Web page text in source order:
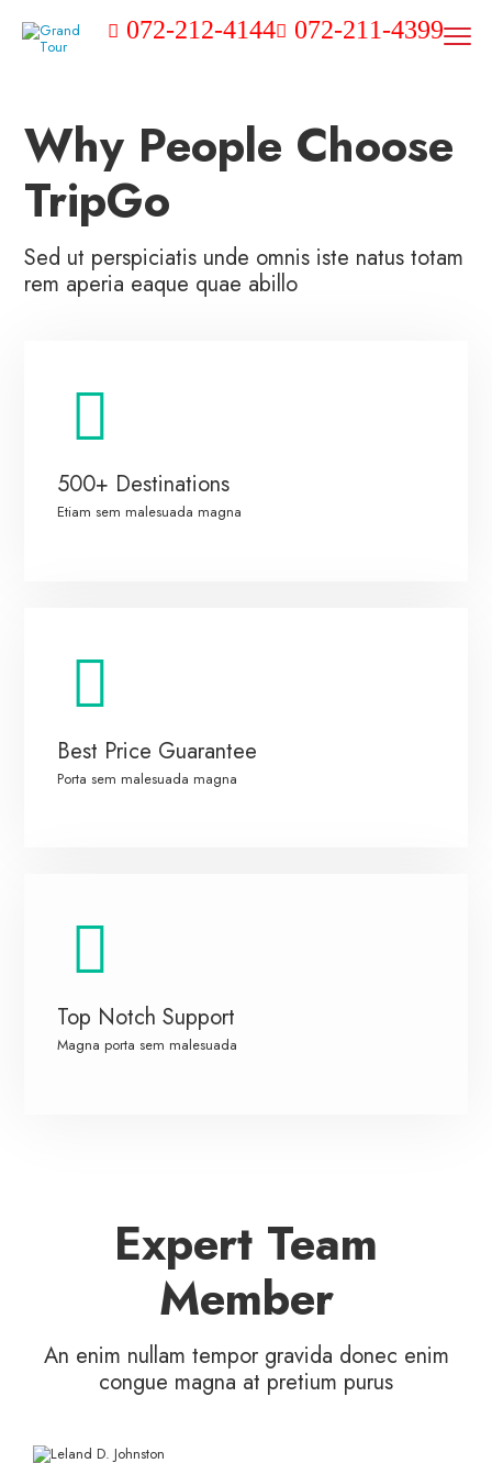
072-212-4144 072-211-4399
Why People Choose
TripGo
Sed ut perspiciatis unde omnis iste natus totam
rem aperia eaque quae abillo
500+ Destinations
Etiam sem malesuada magna
Best Price Guarantee
Porta sem malesuada magna
Top Notch Support
Magna porta sem malesuada
Expert Team
Member
An enim nullam tempor gravida donec enim
congue magna at pretium purus